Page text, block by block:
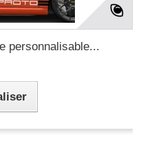
personnalisable...